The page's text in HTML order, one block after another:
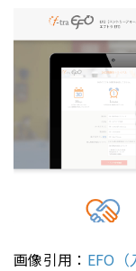
画像引用： EFO